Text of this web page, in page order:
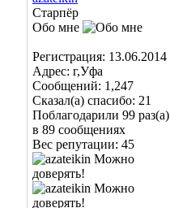
Старпёр
Обо мне
Регистрация: 13.06.2014
Адрес: г,Уфа
Сообщений: 1,247
Сказал(а) спасибо: 21
Поблагодарили 99 раз(а)
в 89 сообщениях
Вес репутации: 45